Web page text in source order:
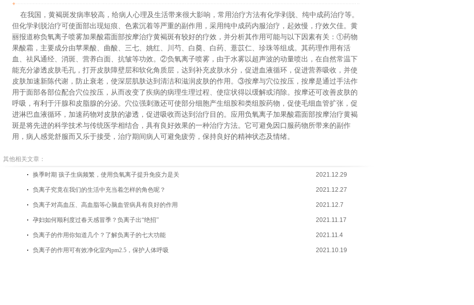
+
在我国，黄褐斑发病率较高，给病人心理及生活带来很大影响，常用治疗方法有化学剥脱、纯中成药治疗等。
但化学剥脱治疗可使面部出现短痕、色素沉着等严重的副作用，采用纯中成药内服治疗，起效慢，疗效欠佳。黄
丽报道称负氧离子喷雾加果酸霜面部按摩治疗黄褐斑有较好的疗效，并分析其作用可能与以下因素有关：①药物
果酸霜，主要成分由苹果酸、曲酸、三七、姚红、川芍、白奠、白药、薏苡仁、珍珠等组成。其药理作用有活
血、祛风通经、消斑、营养白面、抗皱等功效。②负氧离子喷雾，由于水雾以超声波的动量喷出，在自然常温下
能充分渗透皮肤毛孔，打开皮肤障壁层和软化角质层，达到补充皮肤水分，促进血液循环，促进营养吸收，并使
皮肤加速新陈代谢，防止衰老，使深层肌肤达到清洁和滋润皮肤的作用。③按摩与穴位按压，按摩是通过手法作
用于面部各部位配合穴位按压，从而改变了疾病的病理生理过程、使症状得以缓解或消除。按摩还可改善皮肤的
呼吸，有利于汗腺和皮脂腺的分泌。穴位强刺激还可使部分细胞产生组胺和类组胺药物，促使毛细血管扩张，促
进淋巴血液循环，加速药物对皮肤的渗透，促进吸收而达到治疗目的。应用负氧离子加果酸霜面部按摩治疗黄褐
斑是将先进的科学技术与传统医学相结合，具有良好效果的一种治疗方法。它可避免因口服药物所带来的副作
用，病人感觉舒服而又乐于接受，治疗期间病人可避免疲劳，保持良好的精神状态及情绪。
其他相关文章：
换季时期 孩子生病频繁，使用负氧离子提升免疫力是关 2021.12.29
负离子究竟在我们的生活中充当着怎样的角色呢？ 2021.12.27
负离子对高血压、高血脂等心脑血管病具有良好的作用 2021.12.7
孕妇如何顺利度过春天感冒季？负离子出“绝招” 2021.11.17
负离子的作用你知道几个？了解负离子的七大功能 2021.11.4
负离子的作用可有效净化室内pm2.5，保护人体呼吸 2021.10.19